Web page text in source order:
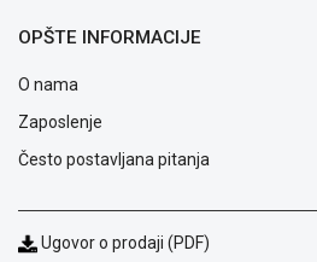
OPŠTE INFORMACIJE
O nama
Zaposlenje
Često postavljana pitanja
Ugovor o prodaji (PDF)